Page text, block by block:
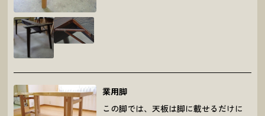
業用脚
この脚では、天板は脚に載せるだけに